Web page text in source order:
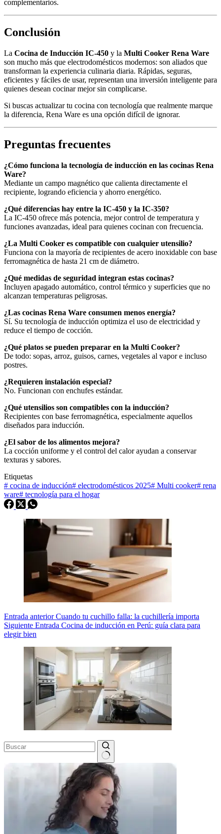
complementarios.
Conclusión
La Cocina de Inducción IC-450 y la Multi Cooker Rena Ware
son mucho más que electrodomésticos modernos: son aliados que
transforman la experiencia culinaria diaria. Rápidas, seguras,
eficientes y fáciles de usar, representan una inversión inteligente para
quienes desean cocinar mejor sin complicarse.
Si buscas actualizar tu cocina con tecnología que realmente marque
la diferencia, Rena Ware es una opción difícil de ignorar.
Preguntas frecuentes
¿Cómo funciona la tecnología de inducción en las cocinas Rena
Ware?
Mediante un campo magnético que calienta directamente el
recipiente, logrando eficiencia y ahorro energético.
¿Qué diferencias hay entre la IC-450 y la IC-350?
La IC-450 ofrece más potencia, mejor control de temperatura y
funciones avanzadas, ideal para quienes cocinan con frecuencia.
¿La Multi Cooker es compatible con cualquier utensilio?
Funciona con la mayoría de recipientes de acero inoxidable con base
ferromagnética de hasta 21 cm de diámetro.
¿Qué medidas de seguridad integran estas cocinas?
Incluyen apagado automático, control térmico y superficies que no
alcanzan temperaturas peligrosas.
¿Las cocinas Rena Ware consumen menos energía?
Sí. Su tecnología de inducción optimiza el uso de electricidad y
reduce el tiempo de cocción.
¿Qué platos se pueden preparar en la Multi Cooker?
De todo: sopas, arroz, guisos, carnes, vegetales al vapor e incluso
postres.
¿Requieren instalación especial?
No. Funcionan con enchufes estándar.
¿Qué utensilios son compatibles con la inducción?
Recipientes con base ferromagnética, especialmente aquellos
diseñados para inducción.
¿El sabor de los alimentos mejora?
La cocción uniforme y el control del calor ayudan a conservar
texturas y sabores.
Etiquetas
# cocina de inducción# electrodomésticos 2025# Multi cooker# rena
ware# tecnología para el hogar
Entrada anteriorCuando tu cuchillo falla: la cuchillería importa
Siguiente Entrada Cocina de inducción en Perú: guía clara para
elegir bien